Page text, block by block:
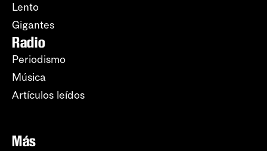
Lento
Gigantes
Radio
Periodismo
Música
Artículos leídos
Más